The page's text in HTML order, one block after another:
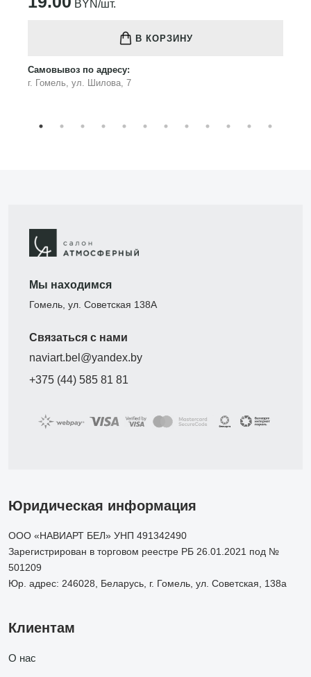
BYN/шт.
В КОРЗИНУ
Самовывоз по адресу:
г. Гомель, ул. Шилова, 7
Мы находимся
Гомель, ул. Советская 138А
Связаться с нами
naviart.bel@yandex.by
+375 (44) 585 81 81
Юридическая информация
ООО «НАВИАРТ БЕЛ» УНП 491342490
Зарегистрирован в торговом реестре РБ 26.01.2021 под №
501209
Юр. адрес: 246028, Беларусь, г. Гомель, ул. Советская, 138а
Клиентам
О нас